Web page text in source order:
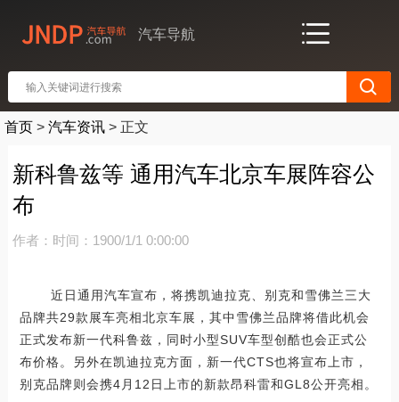
汽车导航
首页 > 汽车资讯 > 正文
新科鲁兹等 通用汽车北京车展阵容公
布
作者： 时间：1900/1/1 0:00:00
近日通用汽车宣布，将携凯迪拉克、别克和雪佛兰三大
品牌共29款展车亮相北京车展，其中雪佛兰品牌将借此机会
正式发布新一代科鲁兹，同时小型SUV车型创酷也会正式公
布价格。另外在凯迪拉克方面，新一代CTS也将宣布上市，
别克品牌则会携4月12日上市的新款昂科雷和GL8公开亮相。